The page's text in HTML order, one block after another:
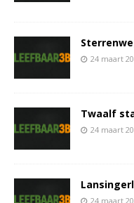
24 maart
Twaalf
24 maart
24 maart